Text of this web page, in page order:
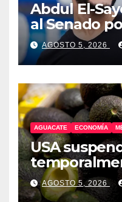
Abdul El-
al Senado
AGOSTO 5, 2026
AGUACATE ECONOMÍA
USA
michoacano
AGOSTO 5, 2026